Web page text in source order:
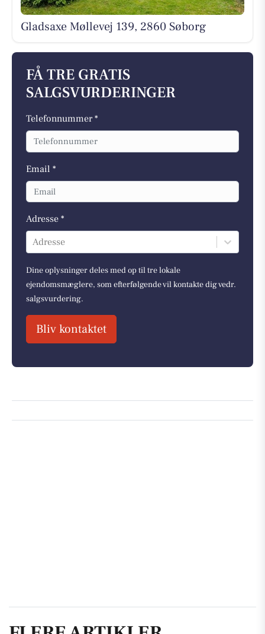
Gladsaxe Møllevej 139, 2860 Søborg
FÅ TRE GRATIS
SALGSVURDERINGER
Telefonnummer *
Email *
Adresse *
Adresse
Dine oplysninger deles med op til tre lokale
ejendomsmæglere, som efterfølgende vil kontakte dig vedr.
salgsvurdering.
Bliv kontaktet